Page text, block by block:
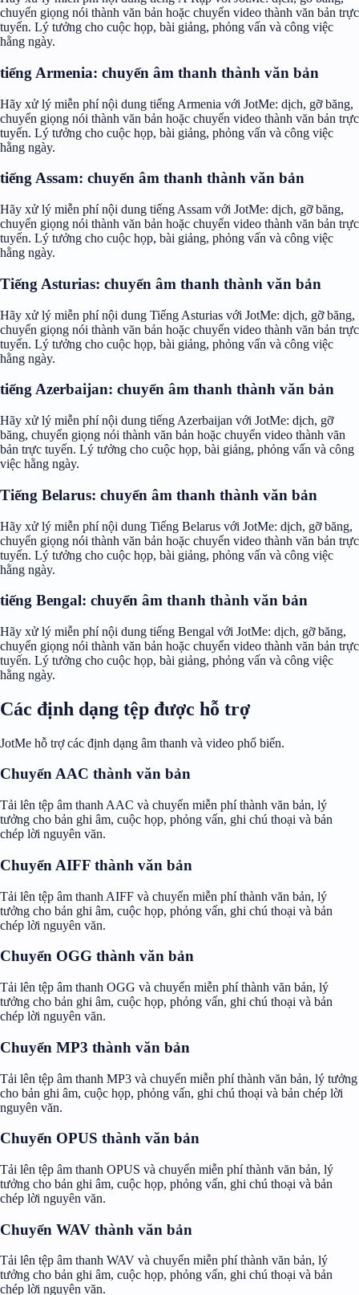
chuyển giọng nói thành văn bản hoặc chuyển video thành văn bản trực
tuyến. Lý tưởng cho cuộc họp, bài giảng, phỏng vấn và công việc
hằng ngày.
tiếng Armenia: chuyển âm thanh thành văn bản
Hãy xử lý miễn phí nội dung tiếng Armenia với JotMe: dịch, gỡ băng,
chuyển giọng nói thành văn bản hoặc chuyển video thành văn bản trực
tuyến. Lý tưởng cho cuộc họp, bài giảng, phỏng vấn và công việc
hằng ngày.
tiếng Assam: chuyển âm thanh thành văn bản
Hãy xử lý miễn phí nội dung tiếng Assam với JotMe: dịch, gỡ băng,
chuyển giọng nói thành văn bản hoặc chuyển video thành văn bản trực
tuyến. Lý tưởng cho cuộc họp, bài giảng, phỏng vấn và công việc
hằng ngày.
Tiếng Asturias: chuyển âm thanh thành văn bản
Hãy xử lý miễn phí nội dung Tiếng Asturias với JotMe: dịch, gỡ băng,
chuyển giọng nói thành văn bản hoặc chuyển video thành văn bản trực
tuyến. Lý tưởng cho cuộc họp, bài giảng, phỏng vấn và công việc
hằng ngày.
tiếng Azerbaijan: chuyển âm thanh thành văn bản
Hãy xử lý miễn phí nội dung tiếng Azerbaijan với JotMe: dịch, gỡ
băng, chuyển giọng nói thành văn bản hoặc chuyển video thành văn
bản trực tuyến. Lý tưởng cho cuộc họp, bài giảng, phỏng vấn và công
việc hằng ngày.
Tiếng Belarus: chuyển âm thanh thành văn bản
Hãy xử lý miễn phí nội dung Tiếng Belarus với JotMe: dịch, gỡ băng,
chuyển giọng nói thành văn bản hoặc chuyển video thành văn bản trực
tuyến. Lý tưởng cho cuộc họp, bài giảng, phỏng vấn và công việc
hằng ngày.
tiếng Bengal: chuyển âm thanh thành văn bản
Hãy xử lý miễn phí nội dung tiếng Bengal với JotMe: dịch, gỡ băng,
chuyển giọng nói thành văn bản hoặc chuyển video thành văn bản trực
tuyến. Lý tưởng cho cuộc họp, bài giảng, phỏng vấn và công việc
hằng ngày.
Các định dạng tệp được hỗ trợ
JotMe hỗ trợ các định dạng âm thanh và video phổ biến.
Chuyển AAC thành văn bản
Tải lên tệp âm thanh AAC và chuyển miễn phí thành văn bản, lý
tưởng cho bản ghi âm, cuộc họp, phỏng vấn, ghi chú thoại và bản
chép lời nguyên văn.
Chuyển AIFF thành văn bản
Tải lên tệp âm thanh AIFF và chuyển miễn phí thành văn bản, lý
tưởng cho bản ghi âm, cuộc họp, phỏng vấn, ghi chú thoại và bản
chép lời nguyên văn.
Chuyển OGG thành văn bản
Tải lên tệp âm thanh OGG và chuyển miễn phí thành văn bản, lý
tưởng cho bản ghi âm, cuộc họp, phỏng vấn, ghi chú thoại và bản
chép lời nguyên văn.
Chuyển MP3 thành văn bản
Tải lên tệp âm thanh MP3 và chuyển miễn phí thành văn bản, lý tưởng
cho bản ghi âm, cuộc họp, phỏng vấn, ghi chú thoại và bản chép lời
nguyên văn.
Chuyển OPUS thành văn bản
Tải lên tệp âm thanh OPUS và chuyển miễn phí thành văn bản, lý
tưởng cho bản ghi âm, cuộc họp, phỏng vấn, ghi chú thoại và bản
chép lời nguyên văn.
Chuyển WAV thành văn bản
Tải lên tệp âm thanh WAV và chuyển miễn phí thành văn bản, lý
tưởng cho bản ghi âm, cuộc họp, phỏng vấn, ghi chú thoại và bản
chép lời nguyên văn.